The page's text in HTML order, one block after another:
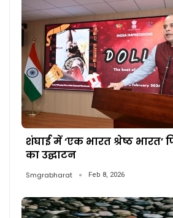
शंघाई में ‘एक भारत श्रेष्ठ भारत’
का उद्घाटन
Smgrabharat Feb 8, 2026